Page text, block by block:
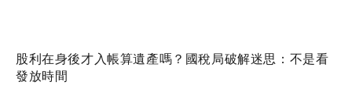
股利在身後才入帳算遺產嗎？國稅局破解迷思：不是看
發放時間